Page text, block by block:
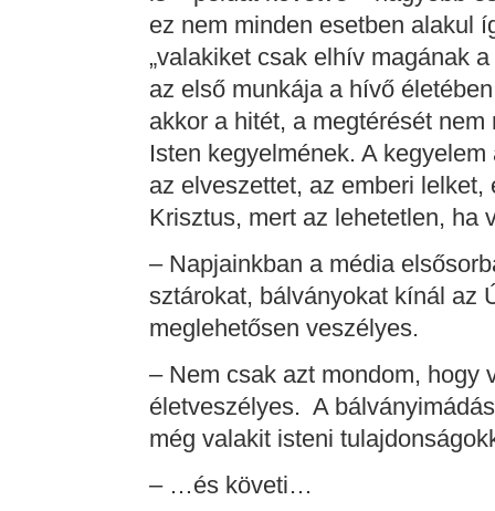
ez nem minden esetben alakul
„valakiket csak elhív magának
az első munkája a hívő
akkor a hitét, a megtérését
Isten kegyelmének. A
az elveszettet, az emberi
Krisztus, mert az lehetetlen, ha
– Napjainkban a média
sztárokat, bálványokat kínál az
meglehetősen veszélyes.
– Nem csak azt mondom, hogy
életveszélyes. A
még valakit isteni
– …és követi…